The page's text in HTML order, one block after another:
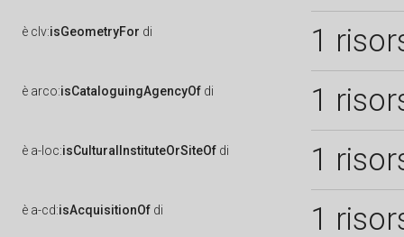
è clv:isGeometryFor di 1
è arco:isCataloguingAgencyOf di 1
è a-loc:isCulturalInstituteOrSiteOf di 1
è a-cd:isAcquisitionOf di 1